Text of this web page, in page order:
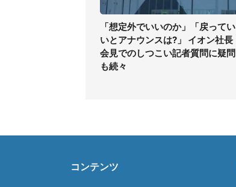
「想定外でいいのか」「戻ってい
いとアナウンスは?」 イオン社長
会見でのしつこい記者質問に疑問
も続々
コンテンツ